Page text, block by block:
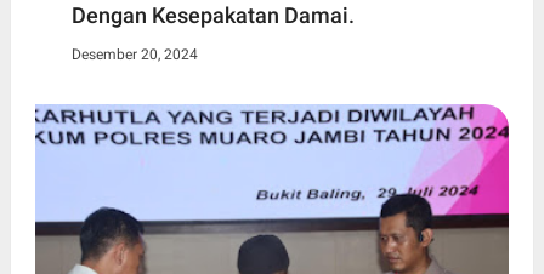
Dengan Kesepakatan Damai.
Desember 20, 2024